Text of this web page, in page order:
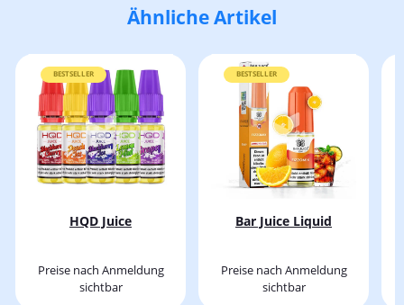
Ähnliche Artikel
BESTSELLER
HQD Juice
Preise nach Anmeldung
sichtbar
BESTSELLER
Bar Juice Liquid
Preise nach Anmeldung
sichtbar